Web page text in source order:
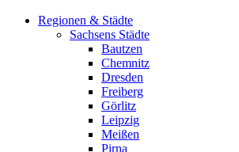
Regionen & Städte
Sachsens Städte
Bautzen
Chemnitz
Dresden
Freiberg
Görlitz
Leipzig
Meißen
Pirna